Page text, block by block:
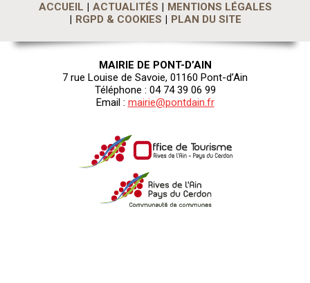
ACCUEIL ACTUALITÉS
MENTIONS LÉGALES
RGPD & COOKIES
PLAN DU SITE
MAIRIE DE PONT-D’AIN
7 rue Louise de Savoie, 01160 Pont-d’Ain
Téléphone : 04 74 39 06 99
Email : mairie@pontdain.fr